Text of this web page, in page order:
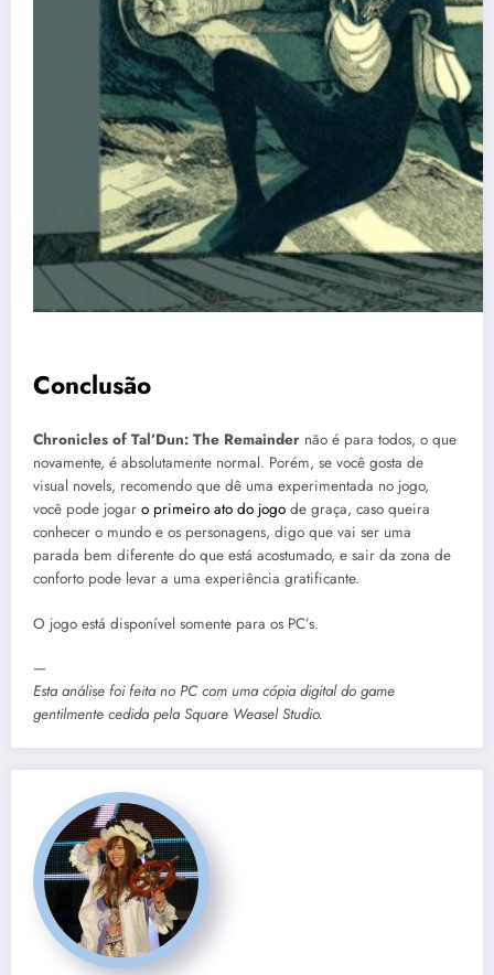
Conclusão
Chronicles of Tal’Dun: The Remainder não é para todos, o que
novamente, é absolutamente normal. Porém, se você gosta de
visual novels, recomendo que dê uma experimentada no jogo,
você pode jogar o primeiro ato do jogo de graça, caso queira
conhecer o mundo e os personagens, digo que vai ser uma
parada bem diferente do que está acostumado, e sair da zona de
conforto pode levar a uma experiência gratificante.
O jogo está disponível somente para os PC’s.
—
Esta análise foi feita no PC com uma cópia digital do game
gentilmente cedida pelaSquare Weasel Studio.